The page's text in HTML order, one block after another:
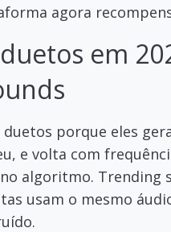
agora
em
porque eles
e volta com
algoritmo. Trending
usam o mesmo